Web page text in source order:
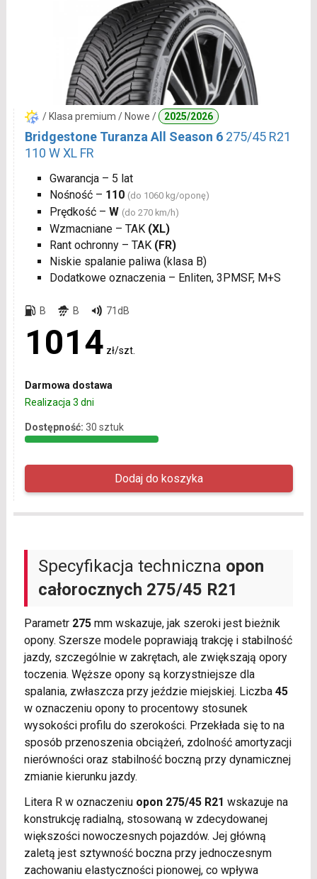
/ Klasa premium / Nowe / 2025/2026
Bridgestone Turanza All Season 6 275/45 R21
110 W XL FR
Gwarancja – 5 lat
Nośność – 110 (do 1060 kg/oponę)
Prędkość – W (do 270 km/h)
Wzmacniane – TAK (XL)
Rant ochronny – TAK (FR)
Niskie spalanie paliwa (klasa B)
Dodatkowe oznaczenia – Enliten, 3PMSF, M+S
B B 71dB
1014 zł/szt.
Darmowa dostawa
Realizacja 3 dni
Dostępność: 30 sztuk
Specyfikacja techniczna opon
całorocznych 275/45 R21
Parametr 275mm wskazuje, jak szeroki jest bieżnik
opony. Szersze modele poprawiają trakcję i stabilność
jazdy, szczególnie w zakrętach, ale zwiększają opory
toczenia. Węższe opony są korzystniejsze dla
spalania, zwłaszcza przy jeździe miejskiej. Liczba 45
w oznaczeniu opony to procentowy stosunek
wysokości profilu do szerokości. Przekłada się to na
sposób przenoszenia obciążeń, zdolność amortyzacji
nierówności oraz stabilność boczną przy dynamicznej
zmianie kierunku jazdy.
Litera R w oznaczeniu opon 275/45 R21 wskazuje na
konstrukcję radialną, stosowaną w zdecydowanej
większości nowoczesnych pojazdów. Jej główną
zaletą jest sztywność boczna przy jednoczesnym
zachowaniu elastyczności pionowej, co wpływa